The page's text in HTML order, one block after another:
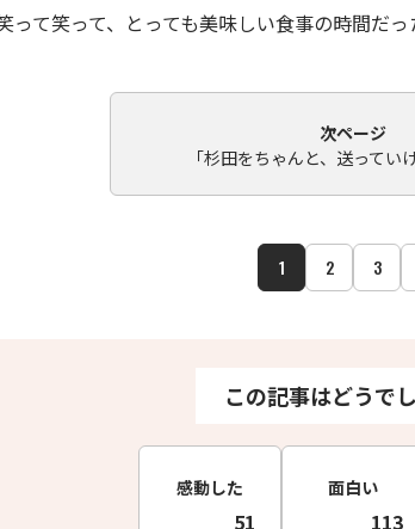
って笑って、とっても美味しい食事の時間だっ
次ページ
「杉田をちゃんと、送って
1 2 3
この記事はどうで
感動した
51
面白い
113